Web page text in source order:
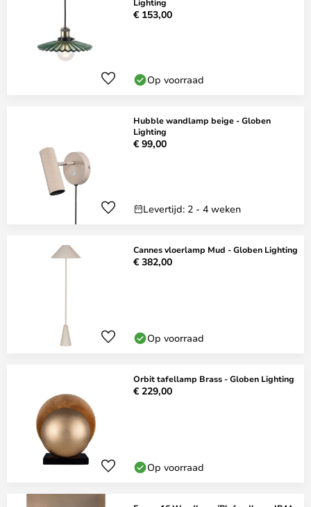
€ 153,00
Op voorraad
Hubble wandlamp beige - Globen
Lighting
€ 99,00
Levertijd: 2 - 4 weken
Cannes vloerlamp Mud - Globen Lighting
€ 382,00
Op voorraad
Orbit tafellamp Brass - Globen Lighting
€ 229,00
Op voorraad